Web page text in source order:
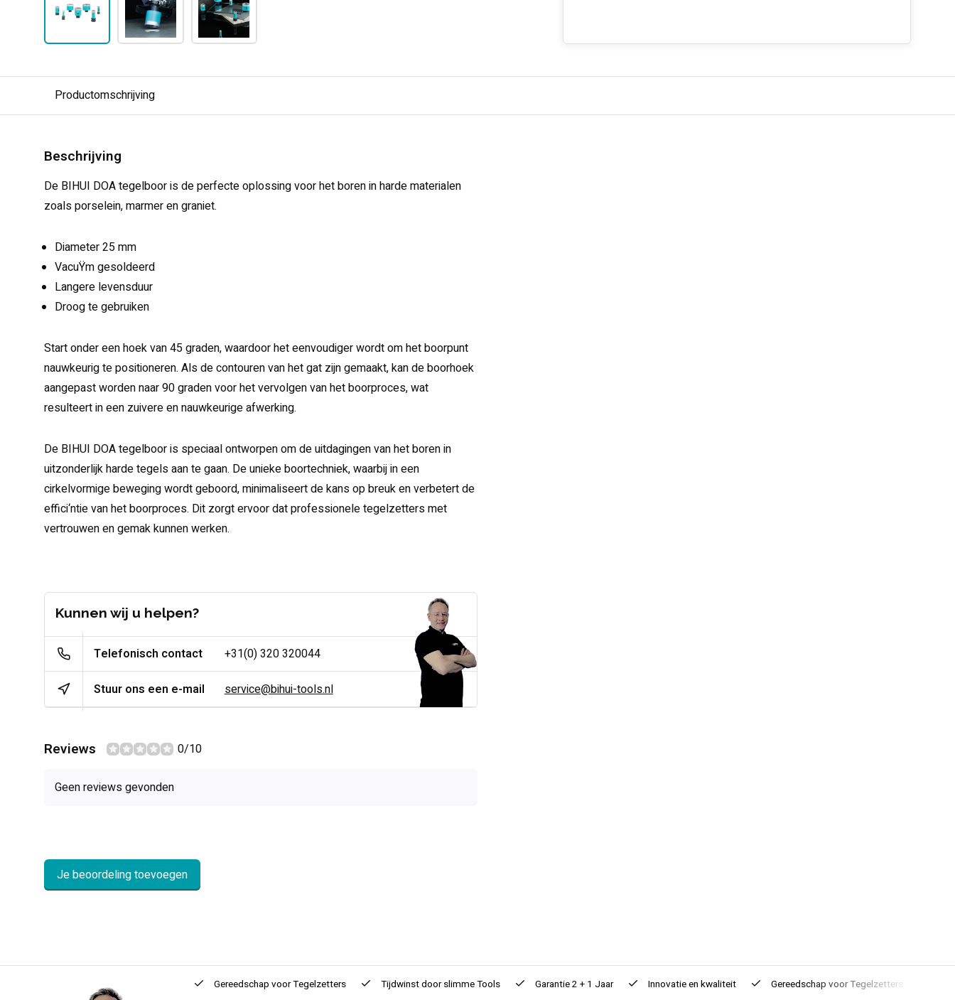
Productomschrijving
Beschrijving
De BIHUI DOA tegelboor is de perfecte oplossing voor het boren in harde materialen
zoals porselein, marmer en graniet.
Diameter 25 mm
VacuŸm gesoldeerd
Langere levensduur
Droog te gebruiken
Start onder een hoek van 45 graden, waardoor het eenvoudiger wordt om het boorpunt
nauwkeurig te positioneren. Als de contouren van het gat zijn gemaakt, kan de boorhoek
aangepast worden naar 90 graden voor het vervolgen van het boorproces, wat
resulteert in een zuivere en nauwkeurige afwerking.
De BIHUI DOA tegelboor is speciaal ontworpen om de uitdagingen van het boren in
uitzonderlijk harde tegels aan te gaan. De unieke boortechniek, waarbij in een
cirkelvormige beweging wordt geboord, minimaliseert de kans op breuk en verbetert de
effici‘ntie van het boorproces. Dit zorgt ervoor dat professionele tegelzetters met
vertrouwen en gemak kunnen werken.
Kunnen wij u helpen?
Telefonisch contact +31(0) 320 320044
Stuur ons een e-mail service@bihui-tools.nl
Reviews 0/10
Geen reviews gevonden
Je beoordeling toevoegen
Innovatie Gereedschap voorTegelzetters Tijdwinst doorslimme Tools Garantie2 + 1 Jaar Innovatieen kwaliteit Gereedschap voorTegelzetters